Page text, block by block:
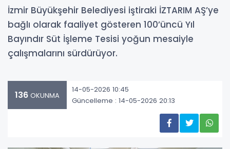
İzmir Büyükşehir Belediyesi iştiraki İZTARIM AŞ’ye
bağlı olarak faaliyet gösteren 100’üncü Yıl
Bayındır Süt İşleme Tesisi yoğun mesaiyle
çalışmalarını sürdürüyor.
136 OKUNMA
14-05-2026 10:45
Güncelleme : 14-05-2026 20:13